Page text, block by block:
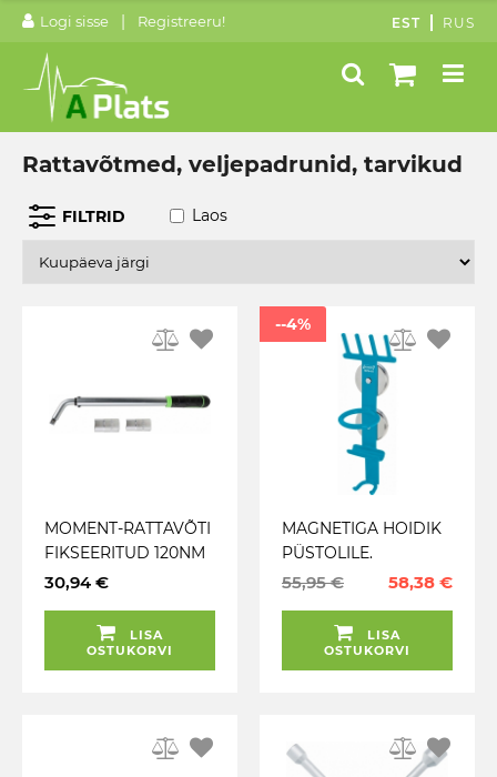
Logi sisse | Registreeru! EST RUS
Rattavõtmed, veljepadrunid, tarvikud
FILTRID Laos
MOMENT-RATTAVÕTI
FIKSEERITUD 120NM
17 / 19 / 21 / 23MM
30,94 €
LISA
OSTUKORVI
--4%
MAGNETIGA HOIDIK
PÜSTOLILE.
PADRUNITELE JA
55,95 € 58,38 €
LISA
OSTUKORVI